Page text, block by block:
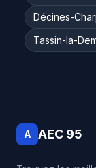
Décines-
Tassin-la-
A AEC 95